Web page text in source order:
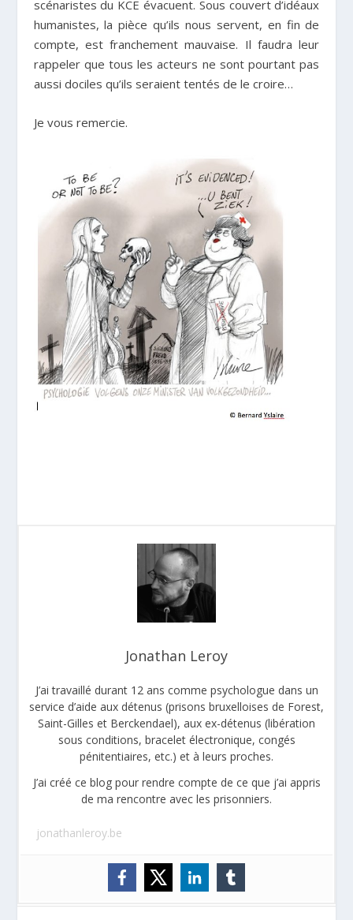
scénaristes du KCE évacuent. Sous couvert d’idéaux
humanistes, la pièce qu’ils nous servent, en fin de
compte, est franchement mauvaise. Il faudra leur
rappeler que tous les acteurs ne sont pourtant pas
aussi dociles qu’ils seraient tentés de le croire…
Je vous remercie.
Jonathan Leroy
J’ai travaillé durant 12 ans comme psychologue dans un
service d’aide aux détenus (prisons bruxelloises de Forest,
Saint-Gilles et Berckendael), aux ex-détenus (libération
sous conditions, bracelet électronique, congés
pénitentiaires, etc.) et à leurs proches.
J’ai créé ce blog pour rendre compte de ce que j’ai appris
de ma rencontre avec les prisonniers.
jonathanleroy.be